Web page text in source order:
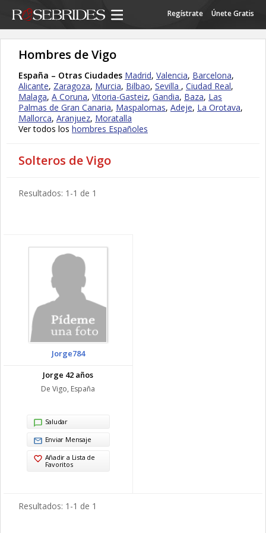
Regístrate Únete Gratis
Hombres de Vigo
España – Otras Ciudades Madrid, Valencia, Barcelona,
Alicante, Zaragoza, Murcia, Bilbao, Sevilla , Ciudad Real,
Malaga, A Coruna, Vitoria-Gasteiz, Gandia, Baza, Las
Palmas de Gran Canaria, Maspalomas, Adeje, La Orotava,
Mallorca, Aranjuez, Moratalla
Ver todos los hombres Españoles
Solteros de Vigo
Resultados: 1-1 de 1
Jorge784
Jorge 42 años
De Vigo, España
Saludar
Enviar Mensaje
Añadir a Lista de
Favoritos
Resultados: 1-1 de 1